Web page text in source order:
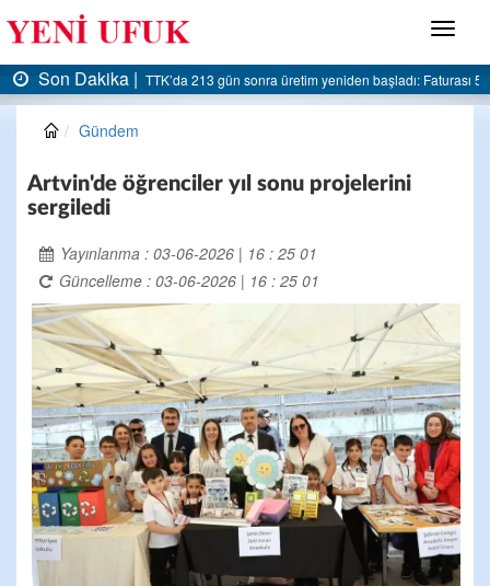
Menü
5 milyar liraya dayandı
Son Dakika |AK Parti Ereğli İlçe Başkanlığı’ndan belediyeye
Gündem
Artvin'de öğrenciler yıl sonu projelerini
sergiledi
Yayınlanma : 03-06-2026 | 16 : 25 01
Güncelleme : 03-06-2026 | 16 : 25 01